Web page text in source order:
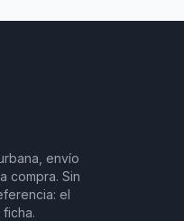
envío
compra. Sin
el